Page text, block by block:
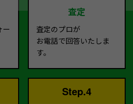
ー
査定
査定のプロが
お電話で回答いたしま
す。
Step.4